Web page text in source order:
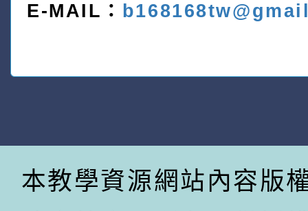
E-MAIL：
本教學資源網站內容版